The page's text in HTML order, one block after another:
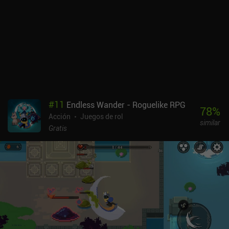
o mejorar y desbloquear nuevos personajes. Tiene la mayoría de
los componentes de un gran roguelike de acción, pero su falta de
pulido le impide alcanzar la grandeza. Esperemos que esto cambie
#11 Endless Wander - Roguelike RPG
Acción
Juegos de rol
Gratis
78%
similar